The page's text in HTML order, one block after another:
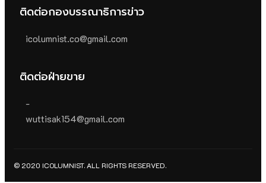
ติดต่อกองบรรณาธิการข่าว
icolumnist.co@gmail.com
ติดต่อฝ่ายขาย
-
wuttisak154@gmail.com
© 2020 ICOLUMNIST. ALL RIGHTS RESERVED.